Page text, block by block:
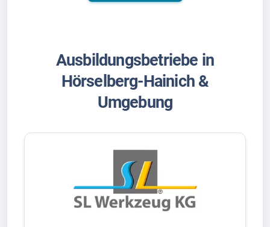
Ausbildungsbetriebe in
Hörselberg-Hainich &
Umgebung